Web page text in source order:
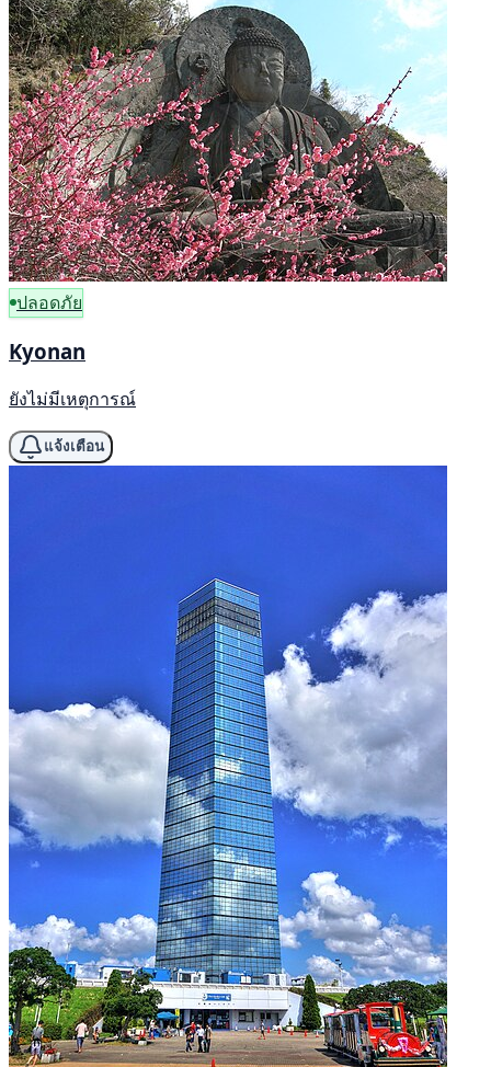
ปลอดภัย
Kyonan
ยังไม่มีเหตุการณ์
แจ้งเตือน